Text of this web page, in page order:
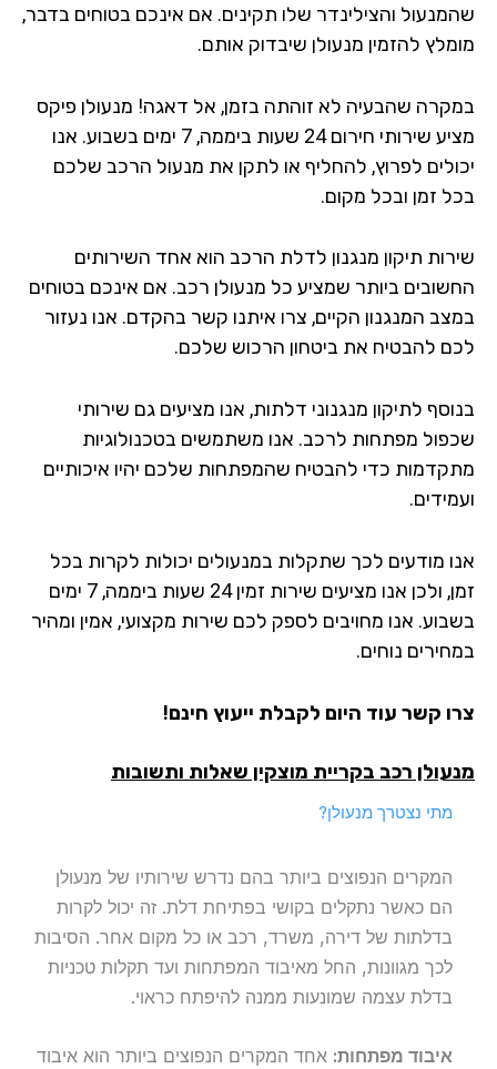
שהמנעול והצילינדר שלו תקינים. אם אינכם בטוחים בדבר,
מומלץ להזמין מנעולן שיבדוק אותם.
במקרה שהבעיה לא זוהתה בזמן, אל דאגה! מנעולן פיקס
מציע שירותי חירום 24 שעות ביממה, 7 ימים בשבוע. אנו
יכולים לפרוץ, להחליף או לתקן את מנעול הרכב שלכם
בכל זמן ובכל מקום.
שירות תיקון מנגנון לדלת הרכב הוא אחד השירותים
החשובים ביותר שמציע כל מנעולן רכב. אם אינכם בטוחים
במצב המנגנון הקיים, צרו איתנו קשר בהקדם. אנו נעזור
לכם להבטיח את ביטחון הרכוש שלכם.
בנוסף לתיקון מנגנוני דלתות, אנו מציעים גם שירותי
שכפול מפתחות לרכב. אנו משתמשים בטכנולוגיות
מתקדמות כדי להבטיח שהמפתחות שלכם יהיו איכותיים
ועמידים.
אנו מודעים לכך שתקלות במנעולים יכולות לקרות בכל
זמן, ולכן אנו מציעים שירות זמין 24 שעות ביממה, 7 ימים
בשבוע. אנו מחויבים לספק לכם שירות מקצועי, אמין ומהיר
במחירים נוחים.
צרו קשר עוד היום לקבלת ייעוץ חינם!
מנעולן רכב בקריית מוצקין שאלות ותשובות
מתי נצטרך מנעולן?
המקרים הנפוצים ביותר בהם נדרש שירותיו של מנעולן
הם כאשר נתקלים בקושי בפתיחת דלת. זה יכול לקרות
בדלתות של דירה, משרד, רכב או כל מקום אחר. הסיבות
לכך מגוונות, החל מאיבוד המפתחות ועד תקלות טכניות
בדלת עצמה שמונעות ממנה להיפתח כראוי.
איבוד מפתחות: אחד המקרים הנפוצים ביותר הוא איבוד